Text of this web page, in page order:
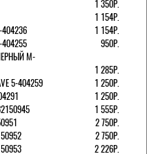
1 350Р.
1 154Р.
1 154Р.
950Р.
M-
1 285Р.
5-404259
1 250Р.
1 250Р.
1 555Р.
2 750Р.
2 750Р.
2 226Р.